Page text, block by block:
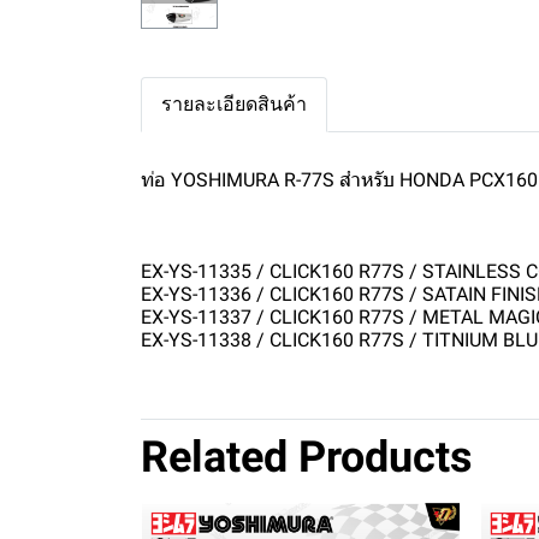
รายละเอียดสินค้า
ท่อ YOSHIMURA R-77S สำหรับ HONDA PCX160
EX-YS-11335 / CLICK160 R77S / STAINLESS
EX-YS-11336 / CLICK160 R77S / SATAIN
EX-YS-11337 / CLICK160 R77S / METAL
EX-YS-11338 / CLICK160 R77S / TITNIUM
Related Products